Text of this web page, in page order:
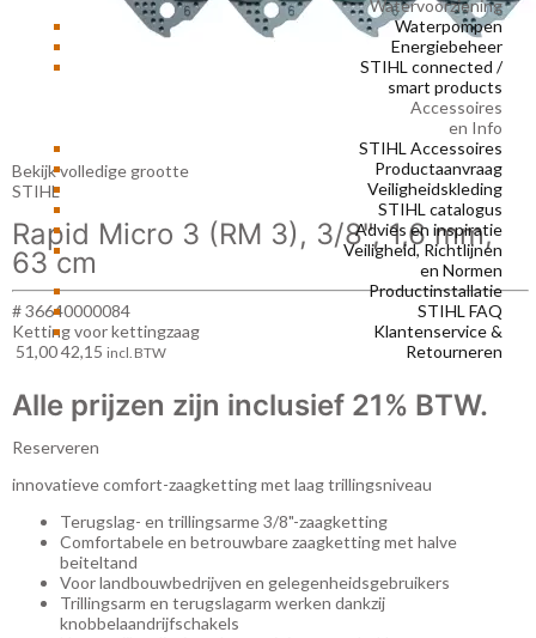
Watervoorziening
Waterpompen
Energiebeheer
STIHL connected /
smart products
Accessoires
en Info
STIHL Accessoires
Productaanvraag
Veiligheidskleding
STIHL catalogus
Advies en inspiratie
Veiligheid, Richtlijnen
en Normen
Productinstallatie
STIHL FAQ
Klantenservice &
Retourneren
Bekijk volledige grootte
STIHL
Rapid Micro 3 (RM 3), 3/8", 1,6 mm,
63 cm
# 36640000084
Ketting voor kettingzaag
51,0042,15 incl. BTW
Alle prijzen zijn inclusief 21% BTW.
Reserveren
innovatieve comfort-zaagketting met laag trillingsniveau
Terugslag- en trillingsarme 3/8"-zaagketting
Comfortabele en betrouwbare zaagketting met halve
beiteltand
Voor landbouwbedrijven en gelegenheidsgebruikers
Trillingsarm en terugslagarm werken dankzij
knobbelaandrijfschakels